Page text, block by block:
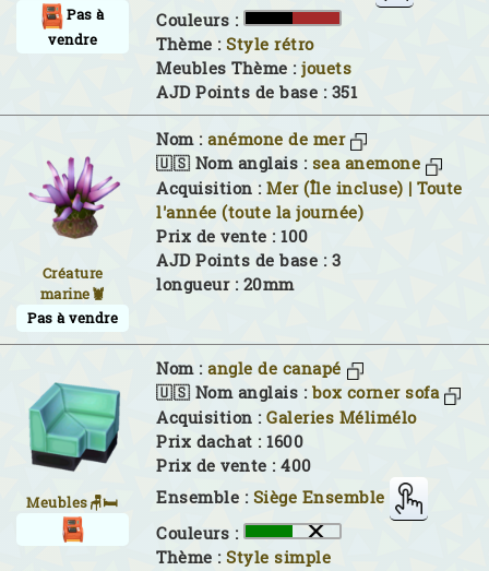
Pas à
vendre
Couleurs :
Thème : Style rétro
Meubles Thème : jouets
AJD Points de base : 351
Créature
marine🦞
Pas à vendre
Nom : anémone de mer
🇺🇸 Nom anglais : sea anemone
Acquisition : Mer (Île incluse) | Toute
l'année (toute la journée)
Prix de vente : 100
AJD Points de base : 3
longueur : 20mm
Meubles🪑🛏
Nom : angle de canapé
🇺🇸 Nom anglais : box corner sofa
Acquisition : Galeries Mélimélo
Prix dachat : 1600
Prix de vente : 400
Ensemble : Siège Ensemble
Couleurs :
Thème : Style simple